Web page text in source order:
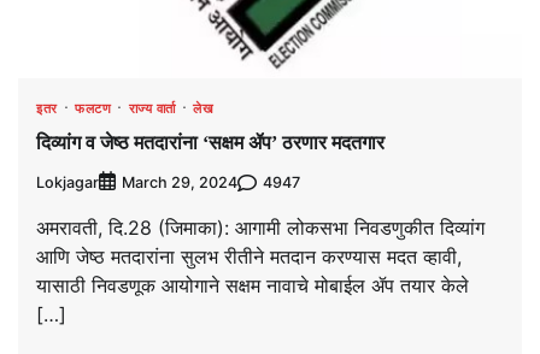
इतर फलटण राज्य वार्ता लेख
दिव्यांग व जेष्ठ मतदारांना ‘सक्षम ॲप’ ठरणार मदतगार
Lokjagar March 29, 2024 4947
अमरावती, दि.28 (जिमाका): आगामी लोकसभा निवडणुकीत दिव्यांग
आणि जेष्ठ मतदारांना सुलभ रीतीने मतदान करण्यास मदत व्हावी,
यासाठी निवडणूक आयोगाने सक्षम नावाचे मोबाईल ॲप तयार केले
[…]